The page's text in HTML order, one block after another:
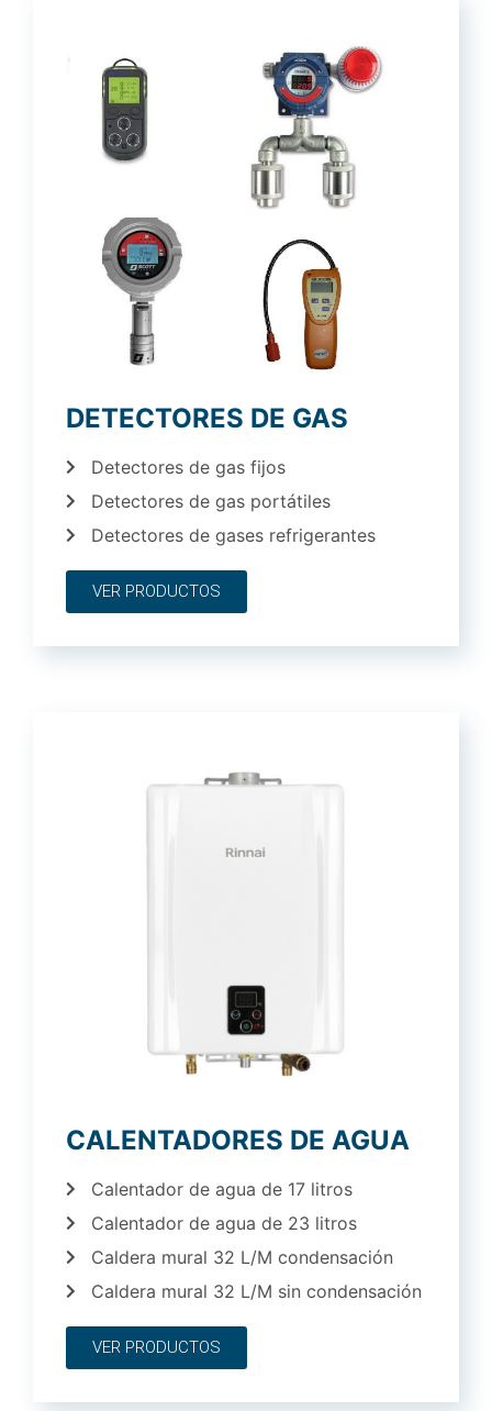
DETECTORES DE GAS
Detectores de gas fijos
Detectores de gas portátiles
Detectores de gases refrigerantes
VER PRODUCTOS
CALENTADORES DE AGUA
Calentador de agua de 17 litros
Calentador de agua de 23 litros
Caldera mural 32 L/M condensación
Caldera mural 32 L/M sin condensación
VER PRODUCTOS